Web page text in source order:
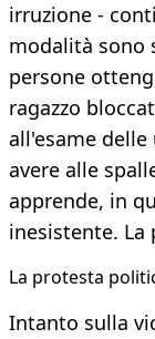
irruzione -
modalità sono
persone
ragazzo
all'esame delle
avere alle
apprende, in
inesistente. La
La protesta
Intanto sulla